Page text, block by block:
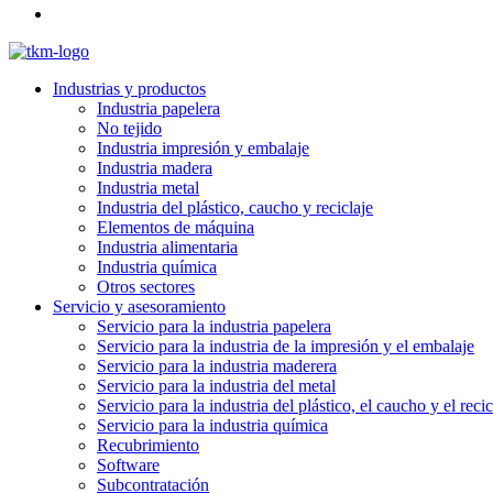
Industrias y productos
Industria papelera
No tejido
Industria impresión y embalaje
Industria madera
Industria metal
Industria del plástico, caucho y reciclaje
Elementos de máquina
Industria alimentaria
Industria química
Otros sectores
Servicio y asesoramiento
Servicio para la industria papelera
Servicio para la industria de la impresión y el embalaje
Servicio para la industria maderera
Servicio para la industria del metal
Servicio para la industria del plástico, el caucho y el
Servicio para la industria química
Recubrimiento
Software
Subcontratación